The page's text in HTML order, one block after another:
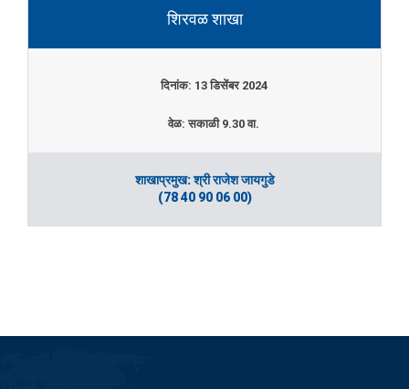
शिरवळ शाखा
दिनांक: 13 डिसेंबर 2024
वेळ: सकाळी 9.30 वा.
शाखाप्रमुख: श्री राजेश जायगुडे
(78 40 90 06 00)